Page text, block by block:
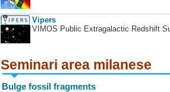
Vipers
VIMOS Public Extragalactic Redshift
Seminari area milanese
Bulge fossil fragments